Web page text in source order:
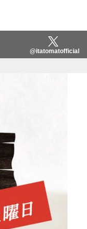
@itatomatofficial